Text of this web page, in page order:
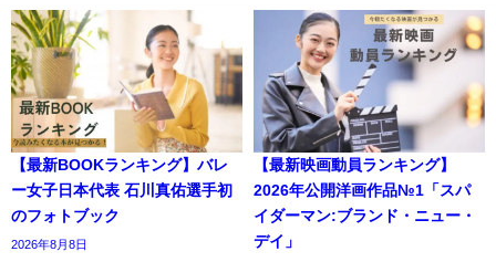
【最新BOOKランキング】バレ
ー女子日本代表 石川真佑選手初
のフォトブック
2026年8月8日
【最新映画動員ランキング】
2026年公開洋画作品№1「スパ
イダーマン:ブランド・ニュー・
デイ」